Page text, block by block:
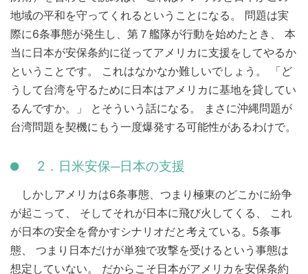
地域の平和を守ってくれるということになる。 問題は実
際に6条事態が発生し、第７艦隊が行動を始めたとき、 本
当に日本が安保条約に従ってアメリカに支援をしてやるか
ということです。 これはなかなか難しいでしょう。 「ど
うして台湾を守るために日本はアメリカに基地を貸してい
るんですか。」 とそういう話になる。 まさに沖縄問題が
台湾問題を契機にもう一度爆発する可能性があるわけで。
2．日米安保─日本の支援
しかしアメリカは6条事態、つまり極東のどこかに紛争
が起こって、 そしてそれが日本に飛び火してくる、 これ
が日本の安全を脅かすシナリオだと考えている。5条事
態、 つまり日本だけが単独で攻撃を受けるという事態は
想定していない。 だからこそ日本がアメリカを安保条約